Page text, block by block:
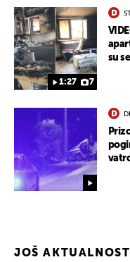
1:27 7
su
JOŠ AKTUALNOSTI